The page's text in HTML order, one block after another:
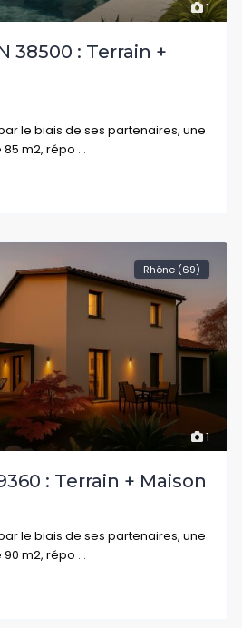
1
38500 : Terrain +
le biais de ses partenaires, une
m2, répo
1
Rhône (69)
: Terrain + Maison
le biais de ses partenaires, une
m2, répo